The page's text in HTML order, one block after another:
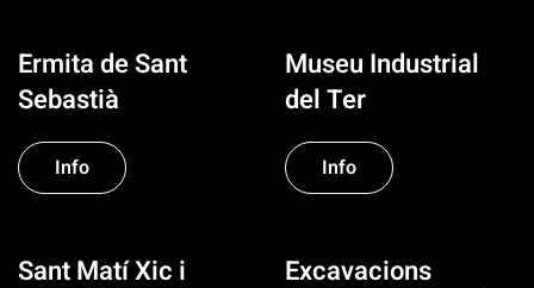
Ermita de Sant
Sebastià
Info
Museu Industrial
del Ter
Info
Sant Matí Xic i
Excavacions